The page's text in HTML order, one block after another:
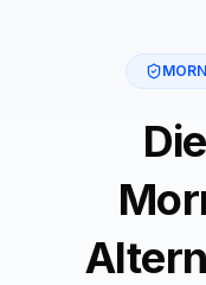
Engine